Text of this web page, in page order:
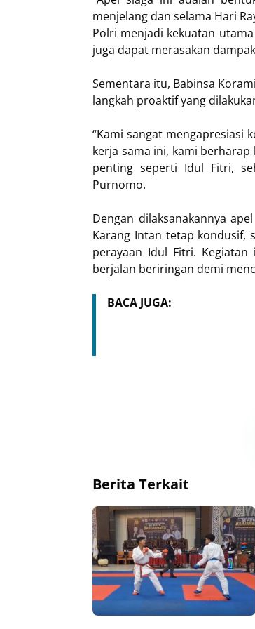
menjelang dan selama Hari
Polri menjadi kekuatan
juga dapat merasakan
Sementara itu, Babinsa
langkah proaktif yang
“Kami sangat mengapresiasi
kerja sama ini, kami
penting seperti Idul Fitri,
Purnomo.
Dengan dilaksanakannya
Karang Intan tetap kondusif,
perayaan Idul Fitri.
berjalan beriringan demi
BACA JUGA:
Berita Terkait